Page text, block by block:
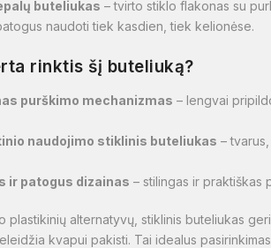
buteliukas – tvirto stiklo flakonas su
naudoti tiek kasdien, tiek kelionėse.
rinktis šį buteliuką?
purškimo mechanizmas – lengvai
naudojimo stiklinis buteliukas –
ir patogus dizainas – stilingas ir praktiškas
plastikinių alternatyvų, stiklinis buteliukas
kvapui pakisti. Tai idealus